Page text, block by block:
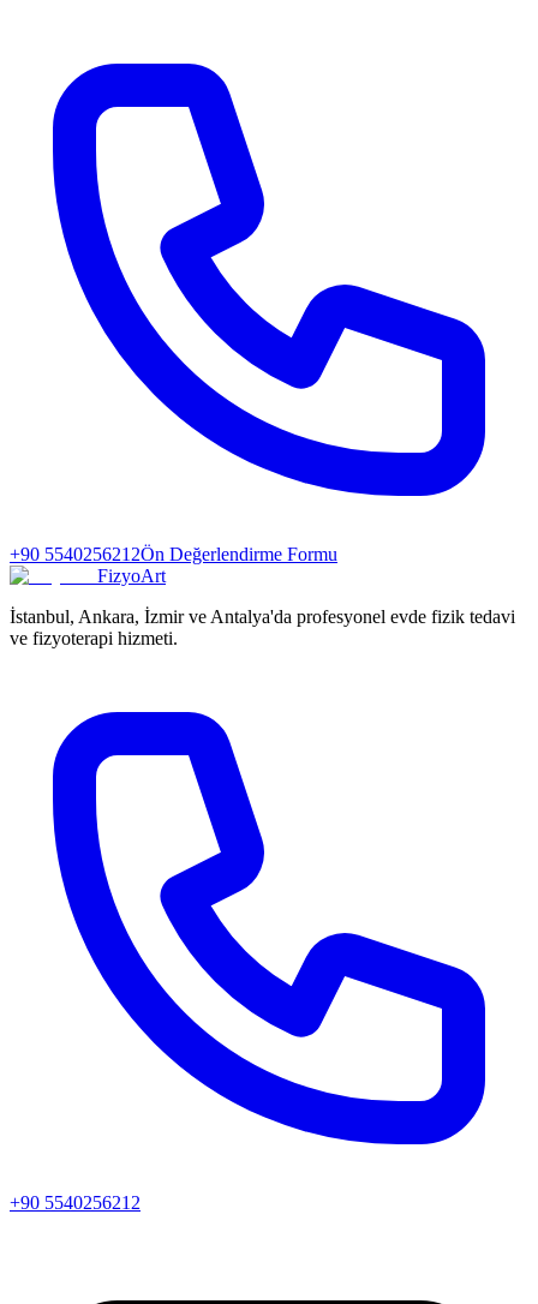
+90 5540256212Ön Değerlendirme Formu
FizyoArt
İstanbul, Ankara, İzmir ve Antalya'da profesyonel evde fizik tedavi
ve fizyoterapi hizmeti.
+90 5540256212